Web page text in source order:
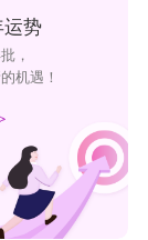
运势
，
机遇！